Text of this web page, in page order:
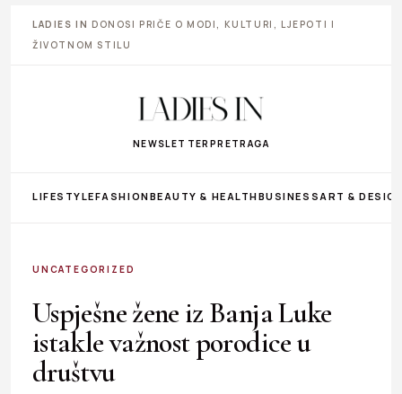
LADIES IN DONOSI PRIČE O MODI, KULTURI, LJEPOTI I
ŽIVOTNOM STILU
NEWSLETTER PRETRAGA
LIFESTYLEFASHIONBEAUTY & HEALTHBUSINESS ART &
UNCATEGORIZED
Uspješne žene iz Banja Luke
istakle važnost porodice u
društvu